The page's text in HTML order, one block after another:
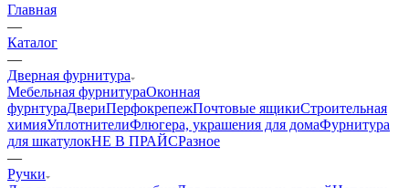
Главная
—
Каталог
—
Дверная фурнитура
Мебельная фурнитураОконная
фурнтураДвериПерфокрепежПочтовые ящикиСтроительная
химияУплотнителиФлюгера, украшения для домаФурнитура
для шкатулокНЕ В ПРАЙСРазное
—
Ручки